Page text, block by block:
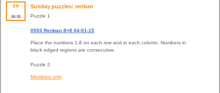
zo
04 01
Sunday puzzles: renban
Puzzle 1
0593 Renban 8×8 04-01-15
Place the numbers 1-8 on each row and in each column. Numbers in
black edged regions are consecutive.
Puzzle 2
Members only